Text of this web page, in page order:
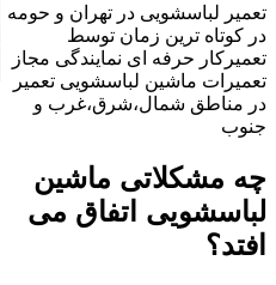
تعمیر لباسشویی در تهران و حومه
در کوتاه ترین زمان توسط
تعمیرکار حرفه ای نمایندگی مجاز
تعمیرات ماشین لباسشویی تعمیر
در مناطق شمال،شرق،غرب و
جنوب
چه مشکلاتی ماشین
لباسشویی اتفاق می
افتد؟